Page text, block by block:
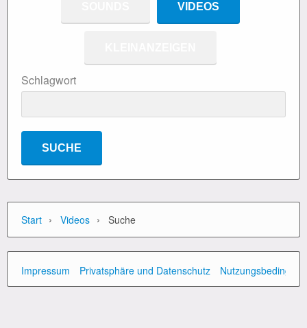
VIDEOS
Schlagwort
Start › Videos › Suche
Impressum Privatsphäre und Datenschutz